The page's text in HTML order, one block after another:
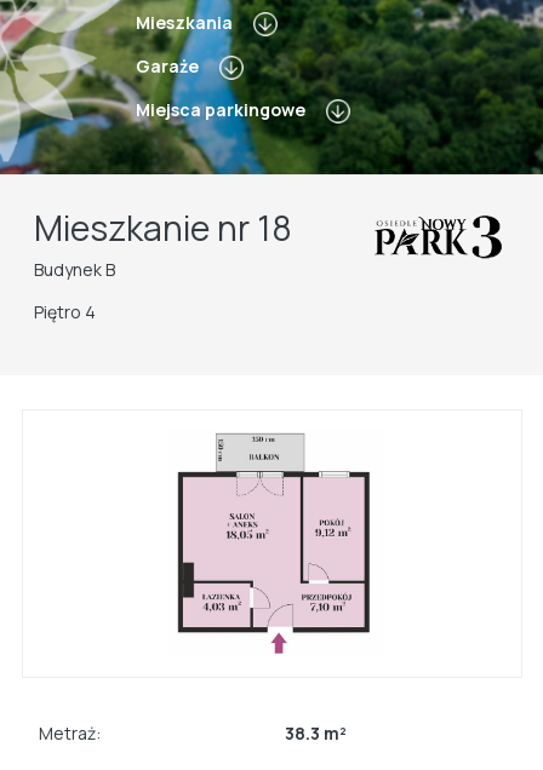
Mieszkania
Garaże
Miejsca parkingowe
Mieszkanie nr 18
Budynek B
Piętro 4
Metraż: 38.3 m²